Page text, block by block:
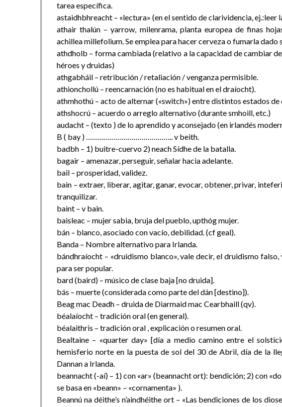
tarea específica.
astaidhbhreacht – «lectura» (en el sentido de clarividencia, ej.:leer
athair thalún – yarrow, milenrama, planta europea de finas
achillea millefolium. Se emplea para hacer cerveza o fumarla dado
athdholb – forma cambiada (relativo a la capacidad de cambiar
héroes y druidas)
athgabháil – retribución / retaliación / venganza permisible.
athionchollú – reencarnación (no es habitual en el draíocht).
athmhothú – acto de alternar («switch») entre distintos estados de
athshocrú – acuerdo o arreglo alternativo (durante smhoill, etc.)
audacht – (texto ) de lo aprendido y aconsejado (en irlandés
B ( bay ) …………………………………….. v beith.
badbh – 1) buitre-cuervo 2) neach Sídhe de la batalla.
bagair – amenazar, perseguir, señalar hacia adelante.
bail – prosperidad, validez.
bain – extraer, liberar, agitar, ganar, evocar, obtener, privar,
tranquilizar.
baint – v bain.
baisleac – mujer sabia, bruja del pueblo, upthóg mujer.
bán – blanco, asociado con vacío, debilidad. (cf geal).
Banda – Nombre alternativo para Irlanda.
bándhraíocht – «druidismo blanco», vale decir, el druidismo
para ser popular.
bard (baird) – músico de clase baja [no druida].
bás – muerte (considerada como parte del dán [destino]).
Beag mac Deadh – druida de Diarmaid mac Cearbhaill (qv).
béalaíocht – tradición oral (en general).
béalaithris – tradición oral , explicación o resumen oral.
Bealtaine – «quarter day» [día a medio camino entre el
hemisferio norte en la puesta de sol del 30 de Abril, día de la
Dannan a Irlanda.
beannacht (-aí) – 1) con «ar» (beannacht ort): bendición; 2) con
se basa en «beann» – «cornamenta» ).
Beannú na déithe’s n’aindhéithe ort – «Las bendiciones de los